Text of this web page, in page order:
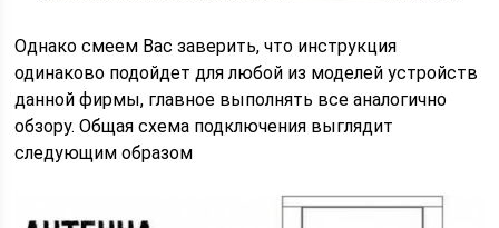
Однако смеем Вас заверить, что инструкция
одинаково подойдет для любой из моделей устройств
данной фирмы, главное выполнять все аналогично
обзору. Общая схема подключения выглядит
следующим образом